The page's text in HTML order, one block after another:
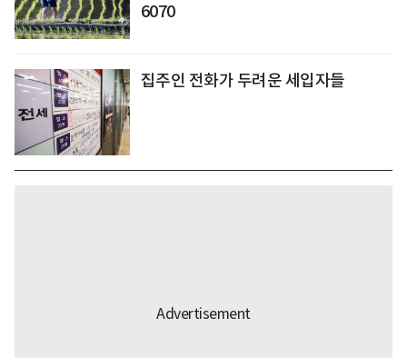
6070
집주인 전화가 두려운 세입자들